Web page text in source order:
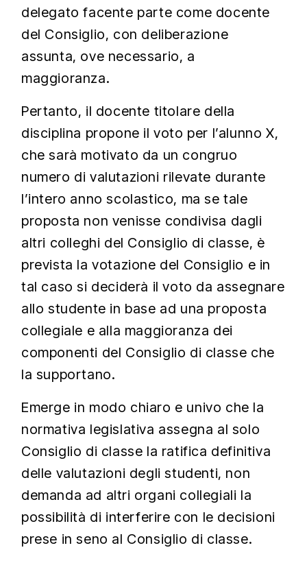
delegato facente parte come docente
del Consiglio, con deliberazione
assunta, ove necessario, a
maggioranza.
Pertanto, il docente titolare della
disciplina propone il voto per l’alunno X,
che sarà motivato da un congruo
numero di valutazioni rilevate durante
l’intero anno scolastico, ma se tale
proposta non venisse condivisa dagli
altri colleghi del Consiglio di classe, è
prevista la votazione del Consiglio e in
tal caso si deciderà il voto da assegnare
allo studente in base ad una proposta
collegiale e alla maggioranza dei
componenti del Consiglio di classe che
la supportano.
Emerge in modo chiaro e univo che la
normativa legislativa assegna al solo
Consiglio di classe la ratifica definitiva
delle valutazioni degli studenti, non
demanda ad altri organi collegiali la
possibilità di interferire con le decisioni
prese in seno al Consiglio di classe.